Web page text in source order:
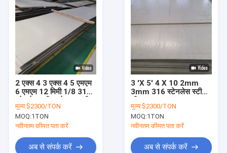
2 एक्स 4 3 एक्स 4 5 एमएम
6 एमएम 12 मिमी 1/8 316
201 316 304
मूल्य:$2300/TON
MOQ:1TON
नवीनतम कीमत पता करें
अब से संपर्क करें
3 'X 5' 4 X 10 2mm
3mm 316 स्टेनलेस स्टील
3m छिद्रित
मूल्य:$2300/TON
MOQ:1TON
नवीनतम कीमत पता करें
अब से संपर्क करें